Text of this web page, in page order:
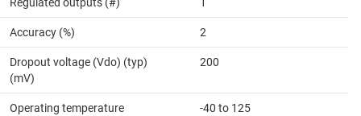
Accuracy (%) 2
Dropout voltage (Vdo) (typ)
(mV)
200
Operating temperature
-40 to 125